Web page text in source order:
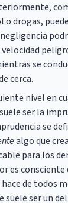
drogas,
se
cerca.
nivel en
ser la
se
algo que
para los
es consciente
de todos
ser un